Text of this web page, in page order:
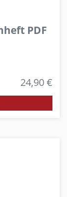
PDF
24,90 €